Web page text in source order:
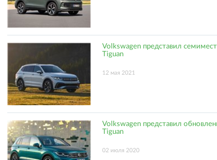
Volkswagen представил
Tiguan
12 мая 2021
Volkswagen представил
Tiguan
02 июля 2020